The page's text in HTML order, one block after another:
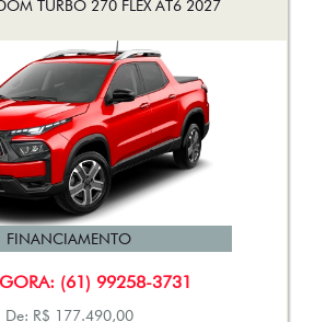
De: R$ 167.490,00
R$ 151.200,00
Ver oferta
TORO
TURBO 270 FLEX AT6 2027